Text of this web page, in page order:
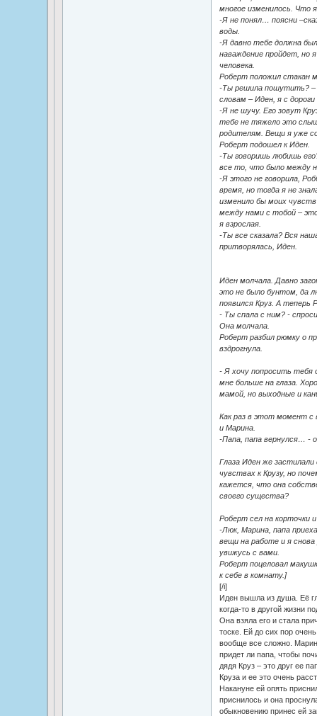
многое изменилось. Что
-Я не понял… поясни
воды.
-Я давно тебе должна
наваждение пройдет, но
человека.
Роберт положил стакан
-Ты решила пошутить? –
словам – Иден, я с
-Я не шучу. Его зовут
тебе не тяжело это
родителям. Вещи я уже
Роберт подошел к Иден.
-Ты говоришь любишь
все то, что было между
-Я этого не говорила,
время, но тогда я не
изменило бы моих
между нами с тобой –
я взрослая.
-Ты все сказала? Вся
притворялась, Иден.
Иден молчала. Давно
это не было бунтом, да
появился Круз. А теперь
- Ты спала с ним? -
Она молчала.
Роберт разбил рюмку о
вздрогнула.
- Я хочу попросить тебя
мне больше на глаза.
мамой, но выходные и
Как раз в этот момент с
и Марина.
-Папа, папа вернулся… -
Глаза Иден же застилали
чувствах к Крузу, но
кажется, что она
своего существа?
Роберт сел на корточки и
-Люк, Марина, папа
вещи на работе и я снова
увижусь с вами.
Роберт поцеловал
к себе в комнату.]
[/i]
Иден вышла из душа. Её
когда-то в другой жизни
Она взяла его и стала
тоске. Ей до сих пор
вообще все сложно.
придет ли папа, чтобы
дядя Круз – это друг ее
Круза и ее это очень
Накануне ей опять
приснилось и она
обыкновению принес ей